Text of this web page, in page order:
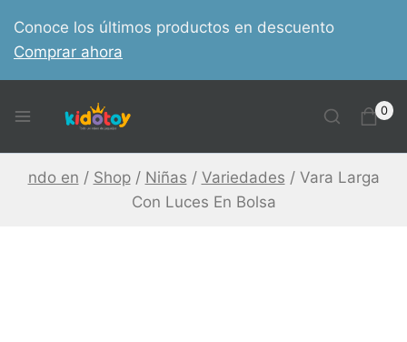
content
Conoce los últimos productos en descuento
Comprar ahora
0
ndo en / Shop / Niñas / Variedades / Vara Larga
Con Luces En Bolsa